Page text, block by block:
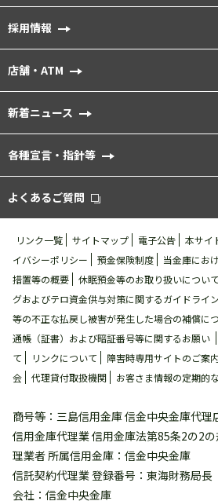
採用情報
店舗・ATM
新着ニュース
各種宣⾔・指針等
よくあるご質問
リンク一覧 サイトマップ 電⼦公告 本サイ
イバシーポリシー
預金保険制度
当金庫にお
措置等の概要
休眠預金等のお取り扱いについて
グおよびテロ資金供与対策に関するガイドライ
等の不正な払戻し被害が発⽣した場合の補償に
通帳（証書）および暗証番号等に関するお願い
て
リンクについて 障害時専用サイトのご案
会
代理貸付取扱機関 お客さま情報の定期的
商号等：三島信用金庫 信金中央金庫代理
信用金庫代理業 信用金庫法第85条2の2
理業者 所属信用金庫：信金中央金庫
信託契約代理業 登録番号：東海財務局長
会社：信金中央金庫